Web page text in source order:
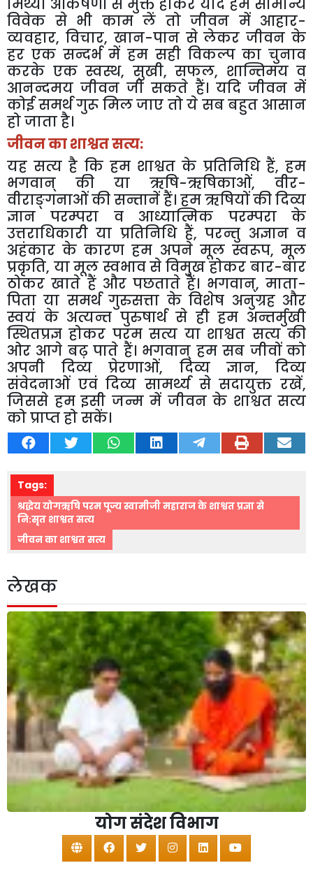
मिथ्या आकर्षणों से मुक्त होकर यदि हम सामान्य
विवेक से भी काम लें तो जीवन में आहार-
व्यवहार, विचार, खान-पान से लेकर जीवन के
हर एक सन्दर्भ में हम सही विकल्प का चुनाव
करके एक स्वस्थ, सुखी, सफल, शान्तिमय व
आनन्दमय जीवन जी सकते हैं। यदि जीवन में
कोई समर्थ गुरू मिल जाए तो ये सब बहुत आसान
हो जाता है।
जीवन का शाश्वत सत्य:
यह सत्य है कि हम शाश्वत के प्रतिनिधि हैं,हम
भगवान् की या ऋषि-ऋषिकाओं, वीर-
वीराङ्गनाओं की सन्तानें हैं। हम ऋषियों की दिव्य
ज्ञान परम्परा व आध्यात्मिक परम्परा के
उत्तराधिकारी या प्रतिनिधि हैं,परन्तु अज्ञान व
अहंकार के कारण हम अपने मूल स्वरूप,मूल
प्रकृति, या मूल स्वभाव से विमुख होकर बार-बार
ठोकर खाते हैं और पछताते हैं। भगवान्,माता-
पिता या समर्थ गुरुसत्ता के विशेष अनुग्रह और
स्वयं के अत्यन्त पुरुषार्थ से ही हम अन्तर्मुखी
स्थितप्रज्ञ होकर परम सत्य या शाश्वत सत्य की
ओर आगे बढ़ पाते हैं। भगवान् हम सब जीवों को
अपनी दिव्य प्रेरणाओं, दिव्य ज्ञान,दिव्य
संवेदनाओं एवं दिव्य सामर्थ्य से सदायुक्त रखें,
जिससे हम इसी जन्म में जीवन के शाश्वत सत्य
को प्राप्त हो सकें।
Tags:
श्रद्धेय योगऋषि परम पूज्य स्वामीजी महाराज के शाश्वत प्रज्ञा से
नि:सृत शाश्वत सत्य
जीवन का शाश्वत सत्य
लेखक
योग संदेश विभाग